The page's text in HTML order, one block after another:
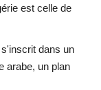
est celle de
dans un
arabe, un plan